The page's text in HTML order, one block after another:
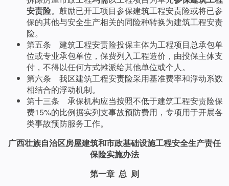
安责险。鼓励已开工项目参保建筑工程安责险或将已参
保的其他与安全生产相关的同险种转换为建筑工程安责
险。
第五条 建筑工程安责险投保主体为工程项目总承包单
位或专业承包单位，保费列入工程造价，由投保主体支
付，不得以任何方式摊派给其他单位或个人。
第六条 我区建筑工程安责险采用基准费率和浮动系数
相结合的浮动机制。
第十三条 承保机构应当按照不低于建筑工程安责险保
费15%的比例据实列支事故预防费用，专项用于开展各
类事故预防服务工作。
广西壮族自治区房屋建筑和市政基础设施工程安全生产责任
保险实施办法
第一章 总 则